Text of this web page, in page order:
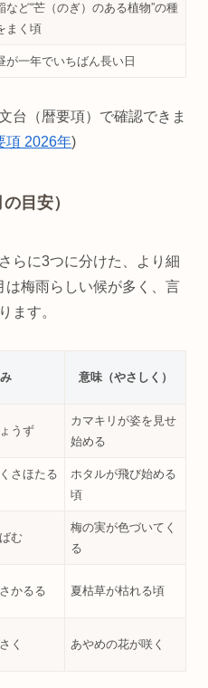
など“芒（のぎ）のある植物”の種
まく頃
が一年でいちばん長い日
台（暦要項）で確認できま
項 2026年)
目安）
らに3つに分けた、より細
梅雨らしい候が多く、言
ます。
意味（やさしく）
うず
カマキリが姿を見せ
始める
さほたる
ホタルが飛び始める
頃
む
梅の実が色づいてく
る
かるる 夏枯草が枯れる頃
く あやめの花が咲く